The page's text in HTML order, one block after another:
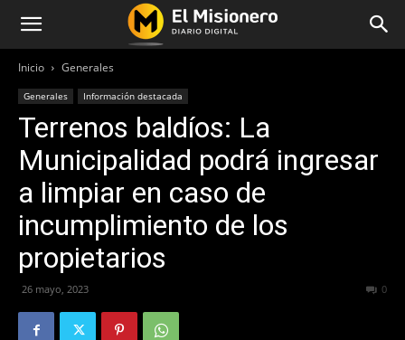
Inicio Generales
Generales Información destacada
Terrenos baldíos: La
Municipalidad podrá ingresar
a limpiar en caso de
incumplimiento de los
propietarios
26 mayo, 2023 0